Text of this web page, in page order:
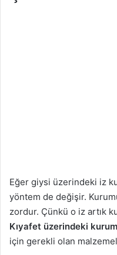
Eğer giysi üzerindeki iz
yöntem de değişir.
zordur. Çünkü o iz artık
Kıyafet üzerindeki
için gerekli olan